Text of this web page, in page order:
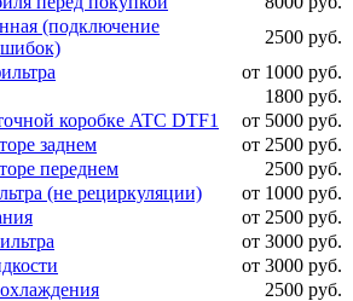
(подключение
2500 руб.
от 1000 руб.
1800 руб.
коробке ATC DTF1
от 5000 руб.
заднем
от 2500 руб.
переднем
2500 руб.
(не рециркуляции)
от 1000 руб.
от 2500 руб.
от 3000 руб.
от 3000 руб.
2500 руб.